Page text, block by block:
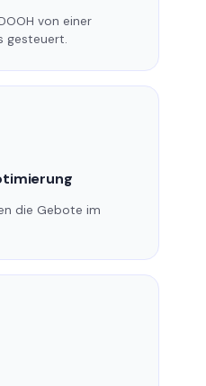
von einer
gesteuert.
die Gebote im